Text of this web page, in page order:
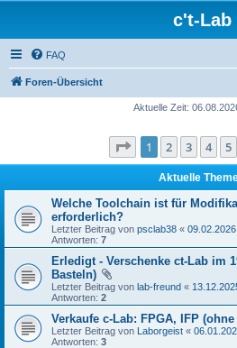
c't-Lab
FAQ
Foren-Übersicht
Aktuelle Zeit:
Seite 1von 10
1 2 3 4 5
Aktuelle
Welche Toolchain ist für
erforderlich?
Letzter Beitrag von psclab38 «
Antworten: 7
Erledigt - Verschenke ct-Lab im
Basteln)
Letzter Beitrag von lab-freund «
Antworten: 2
Verkaufe c-Lab: FPGA, IFP
Letzter Beitrag von Laborgeist «
Antworten: 3